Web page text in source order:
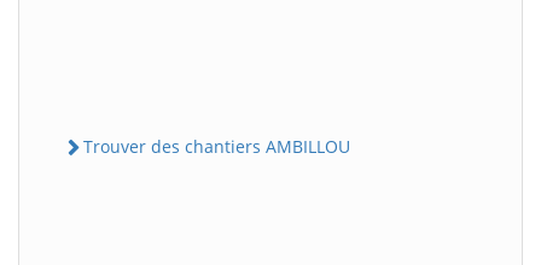
Trouver des chantiers AMBILLOU